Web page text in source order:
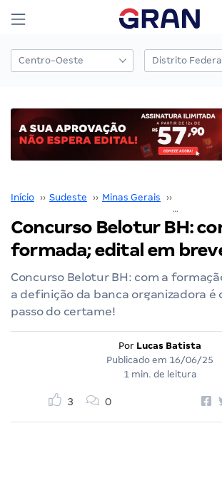
Início ›› Sudeste ›› Minas Gerais ››
Concurso Belotur BH:
formada; edital em
Concurso Belotur BH: com a
a definição da banca organizadora é
passo do certame!
Por Lucas Batista
Publicado em 16/06/25
1 min. de leitura
3 0